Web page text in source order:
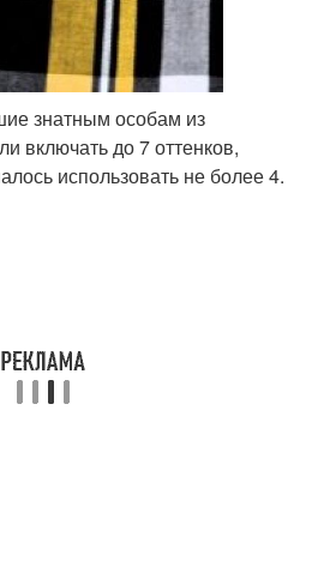
знатным особам из
включать до 7 оттенков,
использовать не более 4.